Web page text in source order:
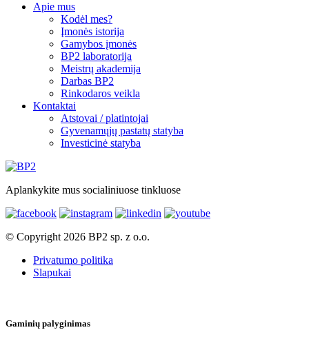
Apie mus
Kodėl mes?
Įmonės istorija
Gamybos įmonės
BP2 laboratorija
Meistrų akademija
Darbas BP2
Rinkodaros veikla
Kontaktai
Atstovai / platintojai
Gyvenamųjų pastatų statyba
Investicinė statyba
Aplankykite mus socialiniuose tinkluose
© Copyright 2026 BP2 sp. z o.o.
Privatumo politika
Slapukai
Gaminių palyginimas